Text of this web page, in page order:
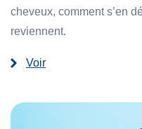
cheveux, comment s’en
reviennent.
Voir
:
poux